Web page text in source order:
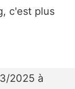
c'est plus
2025 à